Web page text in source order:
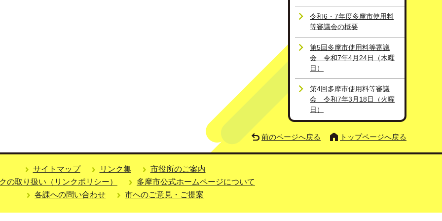
令和6・7年度多摩市使用料
等審議会の概要
第5回多摩市使用料等審議
会 令和7年4月24日（木曜
日）
第4回多摩市使用料等審議
会 令和7年3月18日（火曜
日）
前のページへ戻る トップページへ戻る
サイトマップ リンク集
市役所のご案内
の取り扱い（リンクポリシー）
多摩市公式ホームページについて
各課への問い合わせ
市へのご意見・ご提案